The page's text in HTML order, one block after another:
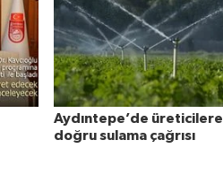
Aydıntepe’de üreticilere
doğru sulama çağrısı